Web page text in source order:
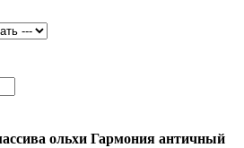
ольхи Гармония античный